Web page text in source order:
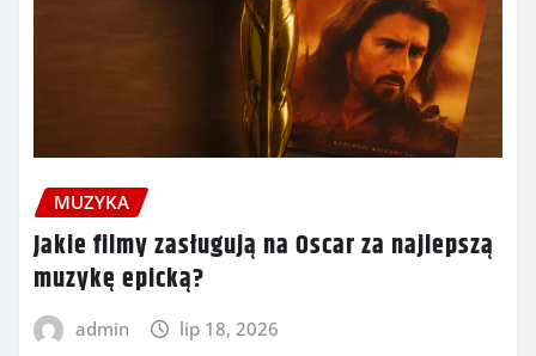
MUZYKA
Jakie filmy zasługują na Oscar za najlepszą
muzykę epicką?
admin lip 18, 2026